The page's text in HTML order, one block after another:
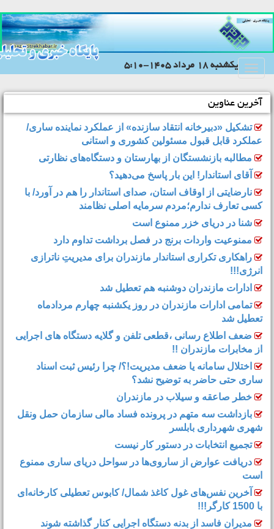
Toggleيکشنبه 18 مرداد 1405-5:10
آخرین عناوین
تشکیل «دبیرخانه انتقاد سازنده» از عملکرد نماینده ساری/
عملکرد قابل قبول مسئولین کشوری و استانی
مطالبه بازنشستگان از بهارستان و دستگاه‌های نظارتی
آقای استاندار! این بار پاسخ می‌دهید؟
نارضایتی از اوقاف استان، صدای استاندار را هم در آورد/ با
کسی تعارف ندارم؛مردم سرمایه اصلی نظامند
شنا در دریای خزر ممنوع است
ممنوعیت واردات برنج در فصل برداشت تداوم دارد
راهکاری تکراری استاندار مازندران برای مدیریتِ ناترازی
انرژی!!!
ادارات مازندران دوشنبه هم تعطیل شد
تمامی ادارات مازندران در روز یکشنبه چهارم مردادماه
تعطیل شد
ضعف اطلاع رسانی ،قطعی تلفن و گلایه دستگاه های اجرایی
از مخابرات مازندران !!
اختلال سامانه یا ضعف مدیریت!؟/ چرا رئیس ثبت اسناد
ساری حتی حاضر به توضیح نشد؟
خطر صاعقه و سیلاب در مازندران
بازداشت سه متهم در پرونده فساد مالی سازمان حمل‌ ونقل
شهری شهرداری بابلسر
تجمیع انتخابات در دستور کار نیست
دریافت عوارض از ساروی‌ها در سواحل دریای ساری ممنوع
است
آخرین نفس‌های غول کاغذ شمال‌/ ‌کابوس تعطیلی کارخانه‌ای
مدیران فاسد از بدنه دستگاه اجرایی کنار گذاشته شوند